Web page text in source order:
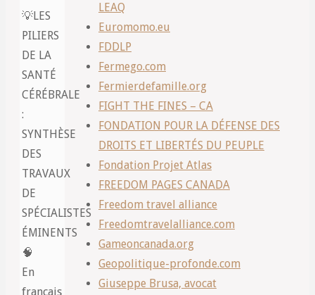
💡LES
PILIERS
DE LA
SANTÉ
CÉRÉBRALE
:
SYNTHÈSE
DES
TRAVAUX
DE
SPÉCIALISTES
ÉMINENTS
🧠
En
français
LEAQ
Euromomo.eu
FDDLP
Fermego.com
Fermierdefamille.org
FIGHT THE FINES – CA
FONDATION POUR LA DÉFENSE DES
DROITS ET LIBERTÉS DU PEUPLE
Fondation Projet Atlas
FREEDOM PAGES CANADA
Freedom travel alliance
Freedomtravelalliance.com
Gameoncanada.org
Geopolitique-profonde.com
Giuseppe Brusa, avocat